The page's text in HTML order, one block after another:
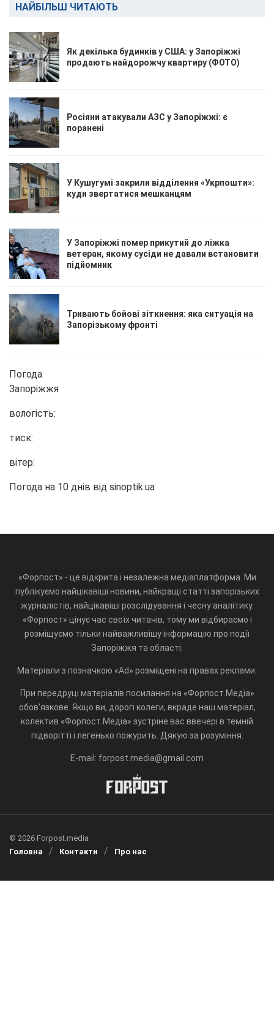
НАЙБІЛЬШ ЧИТАЮТЬ
Як декілька будинків у США: у Запоріжжі
продають найдорожчу квартиру (ФОТО)
Росіяни атакували АЗС у Запоріжжі: є
поранені
У Кушугумі закрили відділення «Укрпошти»:
куди звертатися мешканцям
У Запоріжжі помер прикутий до ліжка
ветеран, якому сусіди не давали встановити
підйомник
Тривають бойові зіткнення: яка ситуація на
Запорізькому фронті
Погода
Запоріжжя
вологість:
тиск:
вітер:
Погода на 10 днів від sinoptik.ua
«Форпост» - це відкрита і незалежна медіаплатформа. Ми
публікуємо найцікавіші новини, найкращі статті запорізьких
журналістів, найцікавіші розслідування і чесну аналітику.
«Форпост» цінує час своїх читачів, тому ми відбираємо і
розміщуємо тільки найважливішу інформацію про події
Запоріжжя та області.
Матеріали з позначкою «Ad» розміщені на правах реклами.
При передруці матеріалів посилання на «Форпост.Медіа»
обов'язкове. Якщо ви, дорогі колеги, вкраде наш матеріал,
колектив «Форпост.Медіа» зустріне вас ввечері в темній
підворітті і легенько пожурить. Дякую за розуміння.
E-mail: forpost.media@gmail.com
© 2026 Forpost.media
Головна
Контакти Про нас